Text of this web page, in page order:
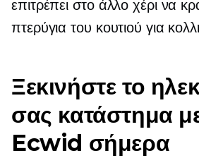
επιτρέπει στο άλλο χέρι να
πτερύγια του κουτιού για
Ξεκινήστε το
σας κατάστημα
Ecwid σήμερα